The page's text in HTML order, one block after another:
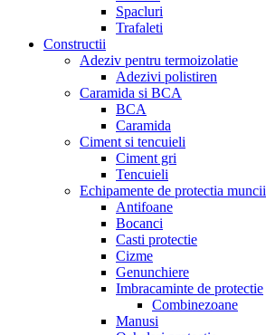
Spacluri
Trafaleti
Constructii
Adeziv pentru termoizolatie
Adezivi polistiren
Caramida si BCA
BCA
Caramida
Ciment si tencuieli
Ciment gri
Tencuieli
Echipamente de protectia muncii
Antifoane
Bocanci
Casti protectie
Cizme
Genunchiere
Imbracaminte de protectie
Combinezoane
Manusi